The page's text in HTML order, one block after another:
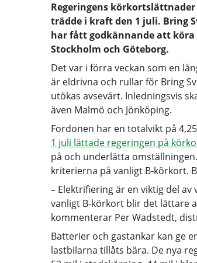
Regeringens
trädde i kraft den 1 juli. Bring
har fått godkännande att
Stockholm och Göteborg.
Det var i förra veckan som en
är eldrivna och rullar för Bring
utökas avsevärt. Inledningsvis
även Malmö och Jönköping.
Fordonen har en totalvikt på
1 juli lättade regeringen på
på och underlätta
kriterierna på vanligt B-körkort.
– Elektrifiering är en viktig del
vanligt B-körkort blir det lättare
kommenterar Per Wadstedt,
Batterier och gastankar kan ge
lastbilarna tillåts bära. De nya